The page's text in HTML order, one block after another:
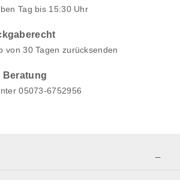
Tag bis 15:30 Uhr
von 30 Tagen zurücksenden
Beratung
05073-6752956